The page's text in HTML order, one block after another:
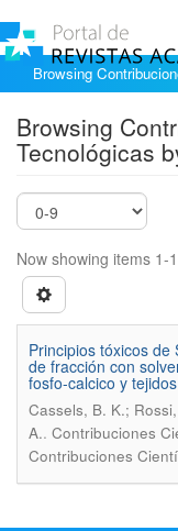
Browsing
Browsing
Tecnológicas
Now showing items 1-
Principios tóxicos de
de fracción con
fosfo-calcico y
Cassels, B. K.;
A.. Contribuciones
Contribuciones